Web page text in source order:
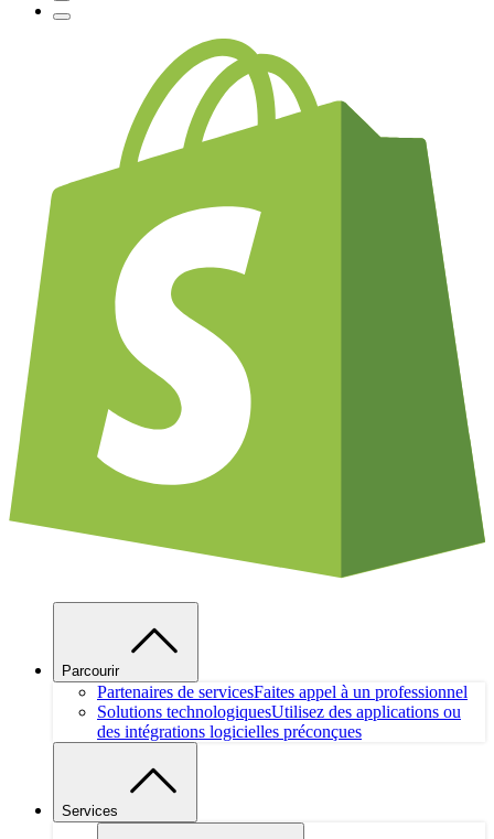
Parcourir
Partenaires de servicesFaites appel à un professionnel
Solutions technologiquesUtilisez des applications ou
des intégrations logicielles préconçues
Services